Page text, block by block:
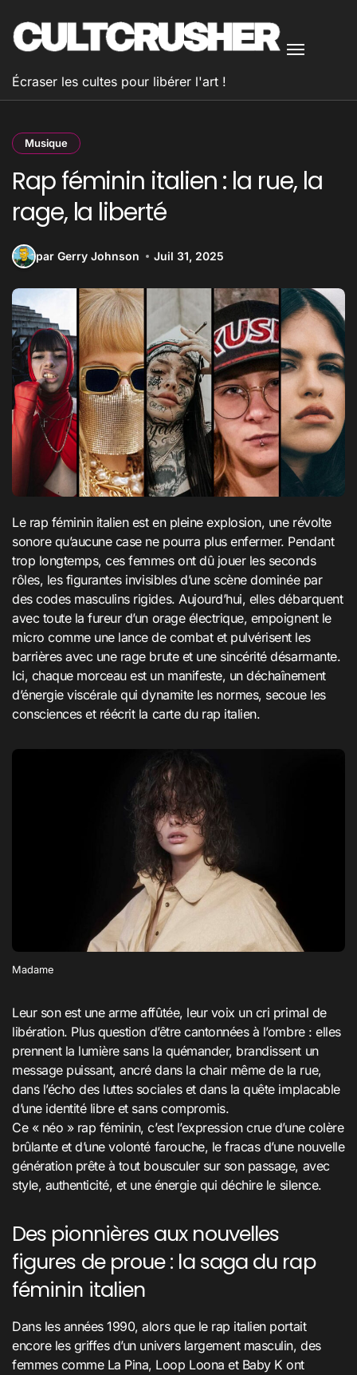
contenu
Écraser les cultes pour libérer l'art !
Musique
Rap féminin italien : la rue, la
rage, la liberté
par Gerry Johnson Juil 31, 2025
Le rap féminin italien est en pleine explosion, une révolte
sonore qu’aucune case ne pourra plus enfermer. Pendant
trop longtemps, ces femmes ont dû jouer les seconds
rôles, les figurantes invisibles d’une scène dominée par
des codes masculins rigides. Aujourd’hui, elles débarquent
avec toute la fureur d’un orage électrique, empoignent le
micro comme une lance de combat et pulvérisent les
barrières avec une rage brute et une sincérité désarmante.
Ici, chaque morceau est un manifeste, un déchaînement
d’énergie viscérale qui dynamite les normes, secoue les
consciences et réécrit la carte du rap italien.
Madame
Leur son est une arme affûtée, leur voix un cri primal de
libération. Plus question d’être cantonnées à l’ombre : elles
prennent la lumière sans la quémander, brandissent un
message puissant, ancré dans la chair même de la rue,
dans l’écho des luttes sociales et dans la quête implacable
d’une identité libre et sans compromis.
Ce « néo » rap féminin, c’est l’expression crue d’une colère
brûlante et d’une volonté farouche, le fracas d’une nouvelle
génération prête à tout bousculer sur son passage, avec
style, authenticité, et une énergie qui déchire le silence.
Des pionnières aux nouvelles
figures de proue : la saga du rap
féminin italien
Dans les années 1990, alors que le rap italien portait
encore les griffes d’un univers largement masculin, des
femmes comme La Pina, Loop Loona et Baby K ont